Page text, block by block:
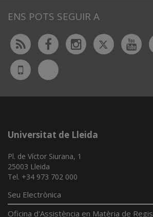
ENS POTS SEGUIR A
Rss FacebookInstagram
Twitter
UdL
App
Bluesky
Universitat de Lleida
Pl. de Víctor Siurana, 1
25003 Lleida
Tel. +34 973 702 000
Seu Electrònica
Oficina d'Assistència en Matèria de